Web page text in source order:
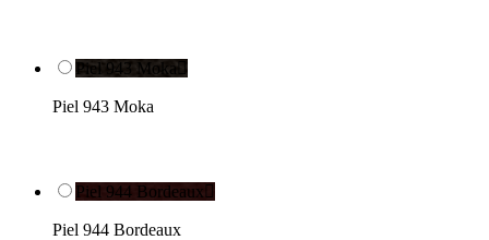
Piel 943 Moka
Piel 943 Moka
Piel 944 Bordeaux 
Piel 944 Bordeaux